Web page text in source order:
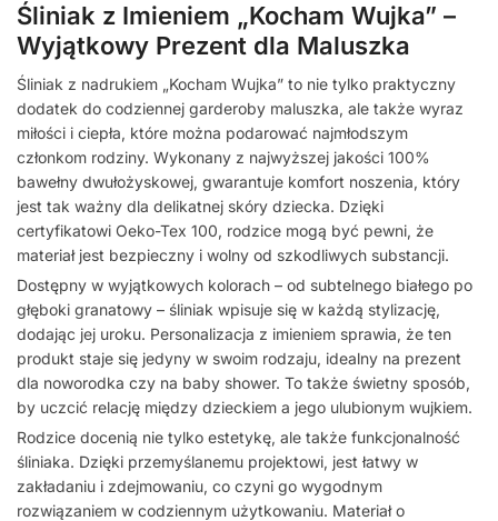
Śliniak z Imieniem „Kocham Wujka” –
Wyjątkowy Prezent dla Maluszka
Śliniak z nadrukiem „Kocham Wujka” to nie tylko praktyczny
dodatek do codziennej garderoby maluszka, ale także wyraz
miłości i ciepła, które można podarować najmłodszym
członkom rodziny. Wykonany z najwyższej jakości 100%
bawełny dwułożyskowej, gwarantuje komfort noszenia, który
jest tak ważny dla delikatnej skóry dziecka. Dzięki
certyfikatowi Oeko-Tex 100, rodzice mogą być pewni, że
materiał jest bezpieczny i wolny od szkodliwych substancji.
Dostępny w wyjątkowych kolorach – od subtelnego białego po
głęboki granatowy – śliniak wpisuje się w każdą stylizację,
dodając jej uroku. Personalizacja z imieniem sprawia, że ten
produkt staje się jedyny w swoim rodzaju, idealny na prezent
dla noworodka czy na baby shower. To także świetny sposób,
by uczcić relację między dzieckiem a jego ulubionym wujkiem.
Rodzice docenią nie tylko estetykę, ale także funkcjonalność
śliniaka. Dzięki przemyślanemu projektowi, jest łatwy w
zakładaniu i zdejmowaniu, co czyni go wygodnym
rozwiązaniem w codziennym użytkowaniu. Materiał o